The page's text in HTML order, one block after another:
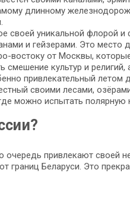
длинному
своей уникальной флорой
и гейзерами. Это
востоку от Москвы,
культур и
привлекательный
своими лесами,
можно испытать
очередь привлекают
границ Беларуси. Это